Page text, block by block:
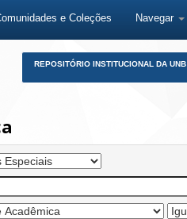
e Coleções Navegar
REPOSITÓRIO INSTITUCIONAL DA UNB